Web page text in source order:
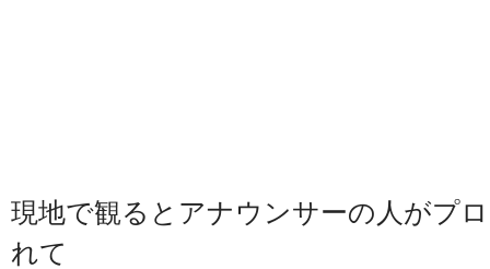
現地で観るとアナウンサーの人がプ
れて